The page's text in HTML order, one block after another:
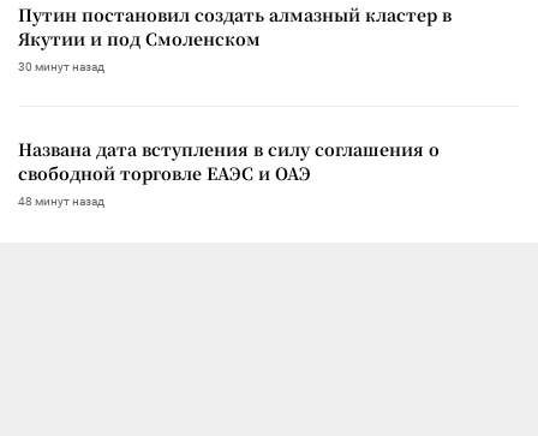
Путин постановил создать алмазный кластер в
Якутии и под Смоленском
30 минут назад
Названа дата вступления в силу соглашения о
свободной торговле ЕАЭС и ОАЭ
48 минут назад